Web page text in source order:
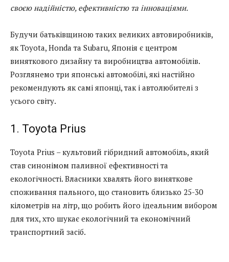
своєю надійністю, ефективністю та інноваціями.
Будучи батьківщиною таких великих автовиробників,
як Toyota, Honda та Subaru, Японія є центром
виняткового дизайну та виробництва автомобілів.
Розглянемо три японські автомобілі, які настійно
рекомендують як самі японці, так і автолюбителі з
усього світу.
1. Toyota Prius
Toyota Prius – культовий гібридний автомобіль, який
став синонімом паливної ефективності та
екологічності. Власники хвалять його виняткове
споживання пального, що становить близько 25-30
кілометрів на літр, що робить його ідеальним вибором
для тих, хто шукає екологічний та економічний
транспортний засіб.